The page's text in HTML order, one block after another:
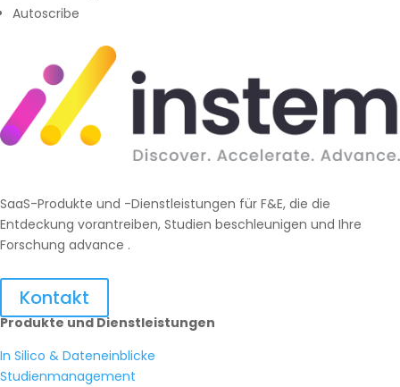
Autoscribe
SaaS-Produkte und -Dienstleistungen für F&E, die die
Entdeckung vorantreiben, Studien beschleunigen und Ihre
Forschung advance .
Kontakt
Produkte und Dienstleistungen
In Silico & Dateneinblicke
Studienmanagement